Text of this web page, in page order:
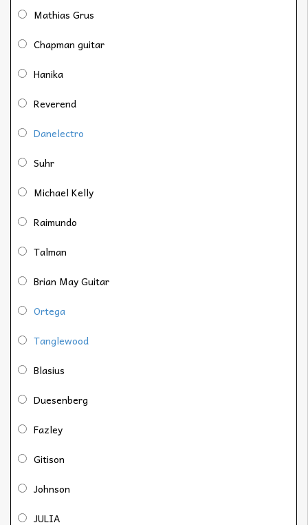
Mathias Grus
Chapman guitar
Hanika
Reverend
Danelectro
Suhr
Michael Kelly
Raimundo
Talman
Brian May Guitar
Ortega
Tanglewood
Blasius
Duesenberg
Fazley
Gitison
Johnson
JULIA